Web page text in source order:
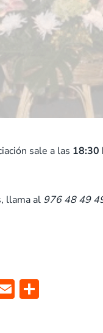
sale a las 18:30
llama al 976 48 49
E
m